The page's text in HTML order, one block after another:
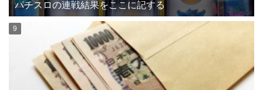
パチスロの連戦結果をここに記する